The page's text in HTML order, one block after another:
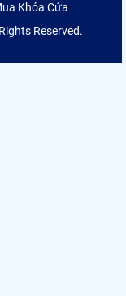
Khóa Cửa
Reserved.